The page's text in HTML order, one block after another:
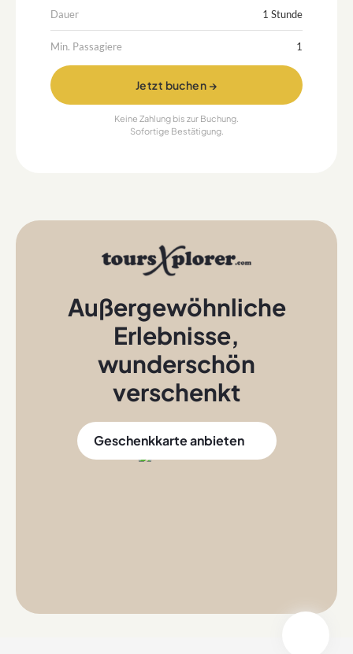
Dauer 1 Stunde
Min. Passagiere 1
Jetzt buchen →
Keine Zahlung bis zur Buchung.
Sofortige Bestätigung.
Außergewöhnliche
Erlebnisse,
wunderschön
verschenkt
Geschenkkarte anbieten